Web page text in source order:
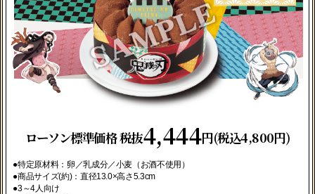
ローソン標準価格 税抜4,444円(税込4,800円)
●特定原材料：卵／乳成分／小麦（お酒不使用）
●商品サイズ(約)：直径13.0×高さ5.3cm
●3～4人向け